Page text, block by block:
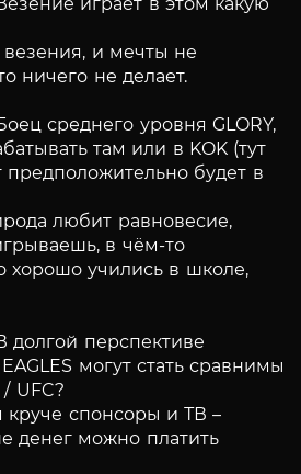
везения, и мечты не
ничего не делает.
среднего уровня GLORY,
там или в KOK (тут
будет в
любит равновесие,
в чём-то
хорошо учились в школе,
долгой перспективе
могут стать сравнимы
/ UFC?
круче спонсоры и ТВ –
денег можно платить